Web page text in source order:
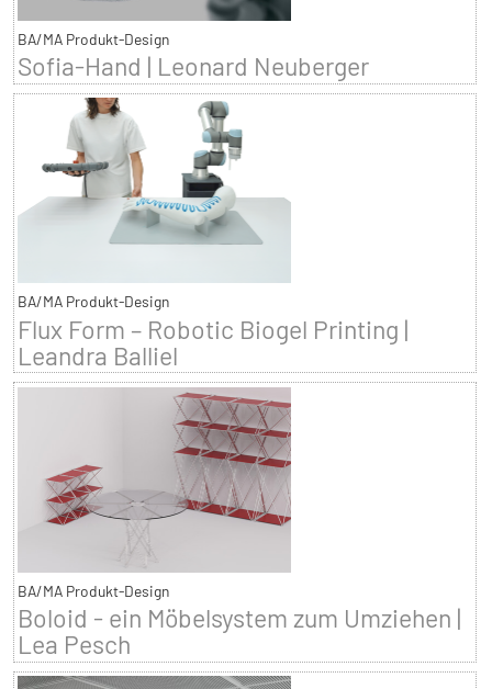
BA/MA Produkt-Design
Sofia-Hand | Leonard Neuberger
BA/MA Produkt-Design
Flux Form – Robotic Biogel Printing |
Leandra Balliel
BA/MA Produkt-Design
Boloid - ein Möbelsystem zum Umziehen |
Lea Pesch